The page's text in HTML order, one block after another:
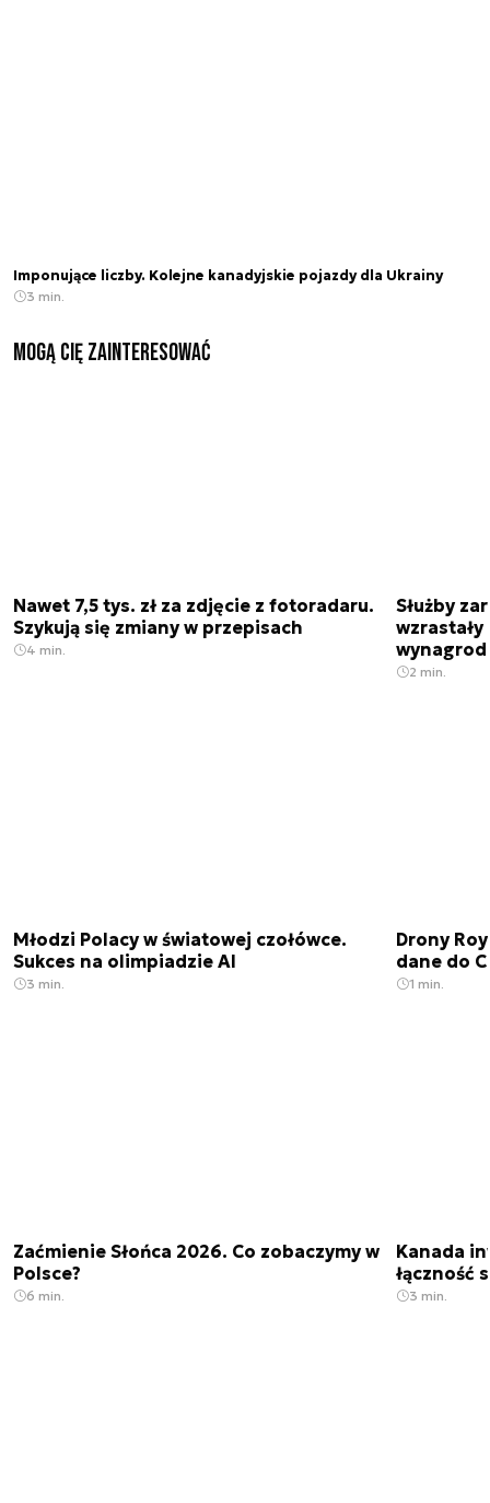
Imponujące liczby. Kolejne kanadyjskie pojazdy dla Ukrainy
3 min.
Mogą Cię zainteresować
Nawet 7,5 tys. zł za zdjęcie z fotoradaru.
Szykują się zmiany w przepisach
4 min.
Służby
2 min.
Młodzi Polacy w światowej czołówce.
Sukces na olimpiadzie AI
3 min.
Drony
dane do
1 min.
Zaćmienie Słońca 2026. Co zobaczymy w
Polsce?
6 min.
Kanada
łączność
3 min.